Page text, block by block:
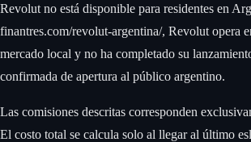
Revolut no está disponible para residentes en
finantres.com/revolut-argentina/, Revolut opera
mercado local y no ha completado su
confirmada de apertura al público argentino.
Las comisiones descritas corresponden
El costo total se calcula solo al llegar al último